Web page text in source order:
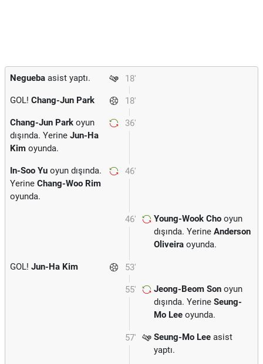
18'
Negueba asist yaptı.
18'
GOL! Chang-Jun Park
36'
Chang-Jun Park oyun
dışında. Yerine Jun-Ha
Kim oyunda.
46'
In-Soo Yu oyun dışında.
Yerine Chang-Woo Rim
oyunda.
46' Young-Wook Cho oyun
dışında. Yerine Anderson
Oliveira oyunda.
53'
GOL! Jun-Ha Kim
55' Jeong-Beom Son oyun
dışında. Yerine Seung-
Mo Lee oyunda.
57' Seung-Mo Lee asist
yaptı.